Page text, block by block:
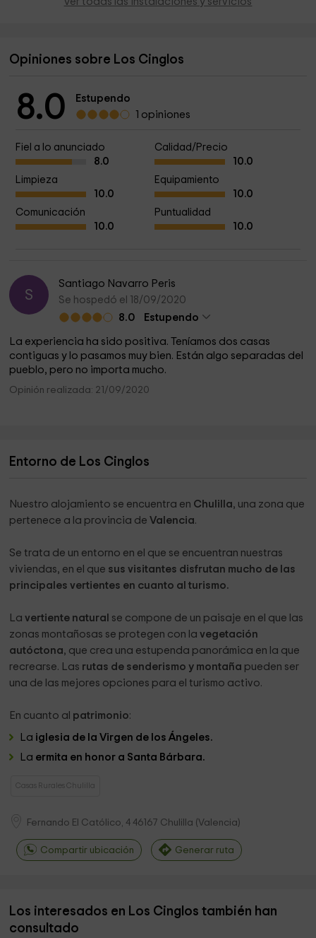
Opiniones sobre Los Cinglos
8.0
Estupendo
1 opiniones
Fiel a lo anunciado
8.0
Calidad/Precio
10.0
Limpieza
10.0
Equipamiento
10.0
Comunicación
10.0
Puntualidad
10.0
S
Santiago Navarro Peris
Se hospedó el 18/09/2020
8.0
Estupendo
La experiencia ha sido positiva. Teníamos dos casas
contiguas y lo pasamos muy bien. Están algo separadas del
pueblo, pero no importa mucho.
Opinión realizada: 21/09/2020
Entorno de Los Cinglos
Nuestro alojamiento se encuentra en Chulilla, una zona que
pertenece a la provincia de Valencia.
Se trata de un entorno en el que se encuentran nuestras
viviendas, en el que sus visitantes disfrutan mucho de las
principales vertientes en cuanto al turismo.
Lavertiente natural se compone de un paisaje en el que las
zonas montañosas se protegen con lavegetación
autóctona, que crea una estupenda panorámica en la que
recrearse. Las rutas de senderismo y montaña pueden ser
una de las mejores opciones para el turismo activo.
En cuanto al patrimonio:
La iglesia de la Virgen de los Ángeles.
La ermita en honor a Santa Bárbara.
Casas Rurales Chulilla
Fernando El Católico, 4 46167 Chulilla (Valencia)
Compartir ubicación Generar ruta
Los interesados en Los Cinglos también han
consultado